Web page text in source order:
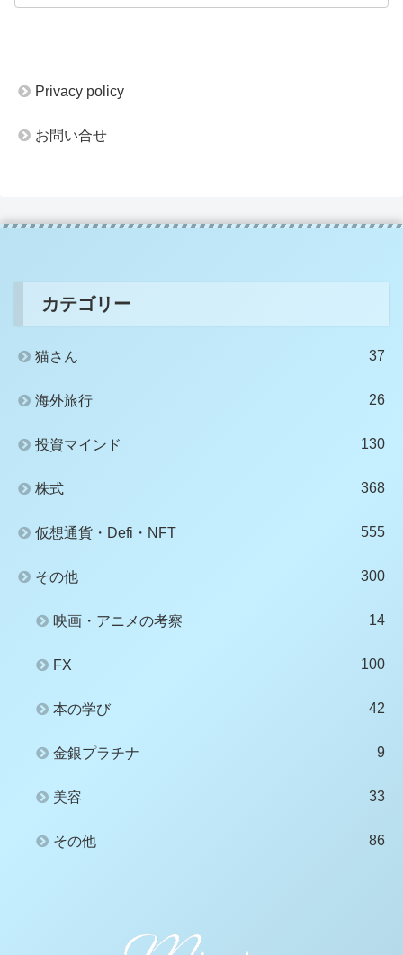
Privacy policy
お問い合せ
カテゴリー
猫さん 37
海外旅行 26
投資マインド 130
株式 368
仮想通貨・Defi・NFT 555
その他 300
映画・アニメの考察 14
FX 100
本の学び 42
金銀プラチナ 9
美容 33
その他 86